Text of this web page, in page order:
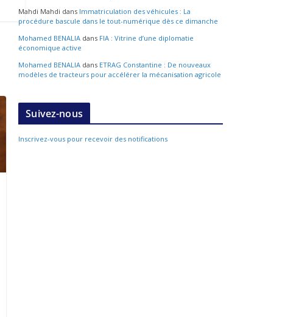
Mahdi Mahdi dans Immatriculation des véhicules : La
procédure bascule dans le tout-numérique dès ce dimanche
Mohamed BENALIA dans FIA : Vitrine d’une diplomatie
économique active
Mohamed BENALIA dans ETRAG Constantine : De nouveaux
modèles de tracteurs pour accélérer la mécanisation agricole
Suivez-nous
Inscrivez-vous pour recevoir des notifications